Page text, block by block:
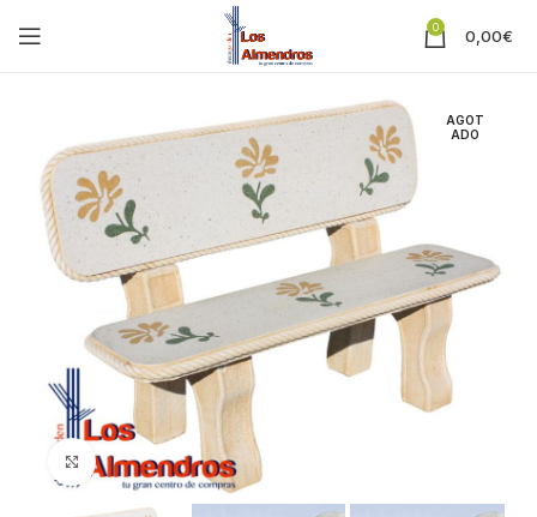
0 0,00€
AGOT
ADO
Clic para ampliar